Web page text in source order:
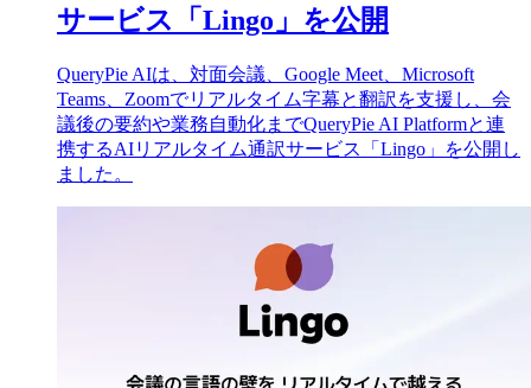
サービス「Lingo」を公開
QueryPie AIは、対面会議、Google Meet、Microsoft
Teams、Zoomでリアルタイム字幕と翻訳を支援し、会
議後の要約や業務自動化までQueryPie AI Platformと連
携するAIリアルタイム通訳サービス「Lingo」を公開し
ました。